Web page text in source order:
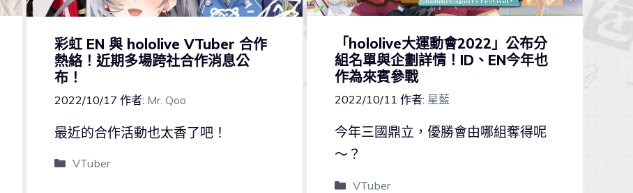
彩虹 EN 與 hololive VTuber 合作
熱絡！近期多場跨社合作消息公
布！
2022/10/17 作者: Mr. Qoo
最近的合作活動也太香了吧！
VTuber
「hololive大運動會2022」公布分
組名單與企劃詳情！ID、EN今年也
作為來賓參戰
2022/10/11 作者: 星藍
今年三國鼎立，優勝會由哪組奪得呢
～？
VTuber